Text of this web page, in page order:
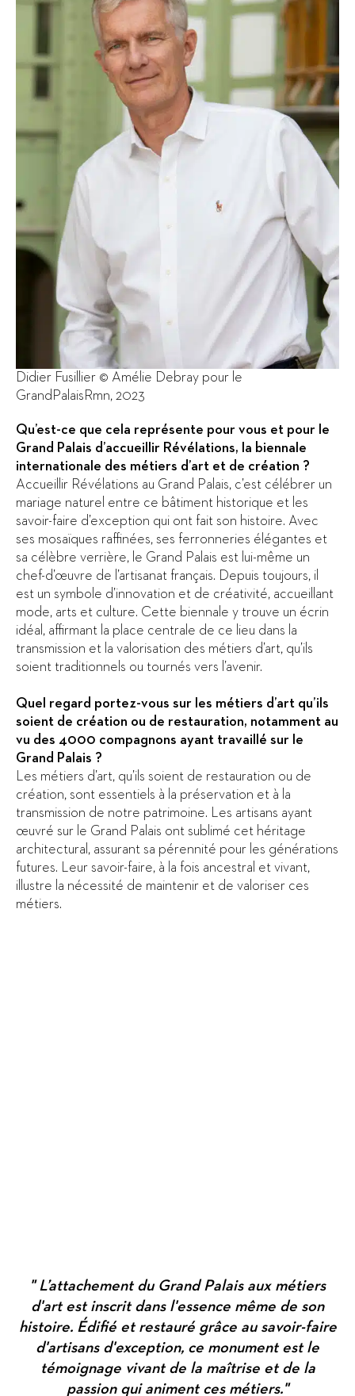
Didier Fusillier © Amélie Debray pour le
GrandPalaisRmn, 2023
Qu’est-ce que cela représente pour vous et pour le
Grand Palais d’accueillir Révélations, la biennale
internationale des métiers d’art et de création ?
Accueillir Révélations au Grand Palais, c’est célébrer un
mariage naturel entre ce bâtiment historique et les
savoir-faire d’exception qui ont fait son histoire. Avec
ses mosaïques raffinées, ses ferronneries élégantes et
sa célèbre verrière, le Grand Palais est lui-même un
chef-d’œuvre de l’artisanat français. Depuis toujours, il
est un symbole d’innovation et de créativité, accueillant
mode, arts et culture. Cette biennale y trouve un écrin
idéal, affirmant la place centrale de ce lieu dans la
transmission et la valorisation des métiers d’art, qu’ils
soient traditionnels ou tournés vers l’avenir.
Quel regard portez-vous sur les métiers d’art qu’ils
soient de création ou de restauration, notamment au
vu des 4000 compagnons ayant travaillé sur le
Grand Palais ?
Les métiers d’art, qu’ils soient de restauration ou de
création, sont essentiels à la préservation et à la
transmission de notre patrimoine. Les artisans ayant
œuvré sur le Grand Palais ont sublimé cet héritage
architectural, assurant sa pérennité pour les générations
futures. Leur savoir-faire, à la fois ancestral et vivant,
illustre la nécessité de maintenir et de valoriser ces
métiers.
" L’attachement du Grand Palais aux métiers
d'art est inscrit dans l'essence même de son
histoire. Édifié et restauré grâce au savoir-faire
d'artisans d'exception, ce monument est le
témoignage vivant de la maîtrise et de la
passion qui animent ces métiers."